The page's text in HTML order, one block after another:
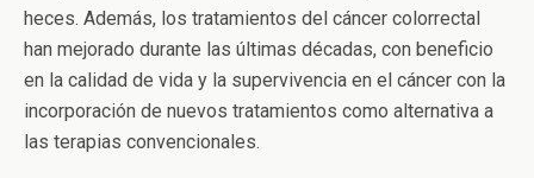
heces. Además, los tratamientos del cáncer colorrectal
han mejorado durante las últimas décadas, con beneficio
en la calidad de vida y la supervivencia en el cáncer con la
incorporación de nuevos tratamientos como alternativa a
las terapias convencionales.